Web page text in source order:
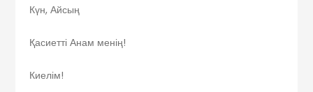
Күн, Айсың
Қасиетті Анам менің!
Киелім!